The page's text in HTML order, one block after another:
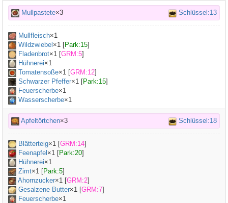
Mullpastete×3 Schlüssel:13
Mullfleisch×1
Wildzwiebel ×1 [Park:15]
Fladenbrot×1 [GRM:5]
Hühnerei×1
Tomatensoße×1 [GRM:12]
Schwarzer Pfeffer×1 [Park:15]
Feuerscherbe×1
Wasserscherbe×1
Apfeltörtchen×3 Schlüssel:18
Blätterteig×1 [GRM:14]
Feenapfel ×1 [Park:20]
Hühnerei×1
Zimt×1 [Park:5]
Ahornzucker×1 [GRM:2]
Gesalzene Butter×1 [GRM:7]
Feuerscherbe×1